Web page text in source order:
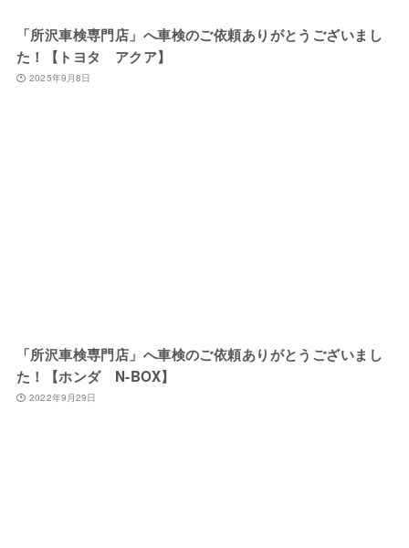
「所沢車検専門店」へ車検のご依頼ありがとうございまし
た！【トヨタ アクア】
2025年9月8日
「所沢車検専門店」へ車検のご依頼ありがとうございまし
た！【ホンダ N-BOX】
2022年9月29日